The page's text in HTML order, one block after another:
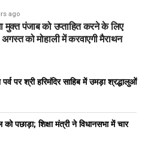
आ रहे भारत-ईयू मुक्त व्यापार समझौते
अवसर पैदा होने की उम्मीद है।
दोनों को आईटी/आईटीईएस,
सहित कृषि मूल्य श्रृंखला जैसे
में जल्द शुरू होने वाले कृषि-तकनीकी
कि पंजाब दुनिया भर में निवेश के लिए
है।
ago
पंजाब को उप्ताहित करने के लिए
को मोहाली में करवाएगी मैराथन
पर श्री हरिमंदिर साहिब में उमड़ा श्रद्धालुओं
पछाड़ा; शिक्षा मंत्री ने विधानसभा में चार